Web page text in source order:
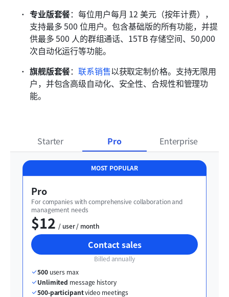
专业版套餐：每位用户每月 12 美元（按年计费），
支持最多 500 位用户。包含基础版的所有功能，并提
供最多 500 人的群组通话、15TB 存储空间、50,000
次自动化运行等功能。
旗舰版套餐：联系销售以获取定制价格。支持无限用
户，并包含高级自动化、安全性、合规性和管理功
能。
Starter Pro Enterprise
MOST POPULAR
Pro
For companies with comprehensive collaboration and
management needs
$12
  / user / month
Contact sales
Billed annually
500 users max
Unlimited message history
500-participant video meetings